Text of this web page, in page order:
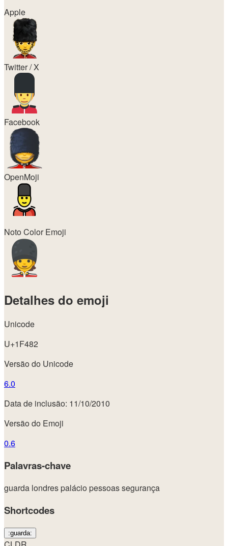
Apple
Twitter / X
Facebook
OpenMoji
Noto Color Emoji
Detalhes do emoji
Unicode
U+1F482
Versão do Unicode
6.0
Data de inclusão: 11/10/2010
Versão do Emoji
0.6
Palavras-chave
guarda londres palácio pessoassegurança
Shortcodes
:guarda: